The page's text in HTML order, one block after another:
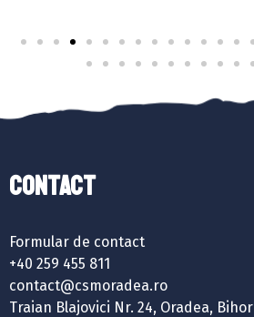
Contact
Formular de contact
+40 259 455 811
contact@csmoradea.ro
Traian Blajovici Nr. 24, Oradea, Bihor